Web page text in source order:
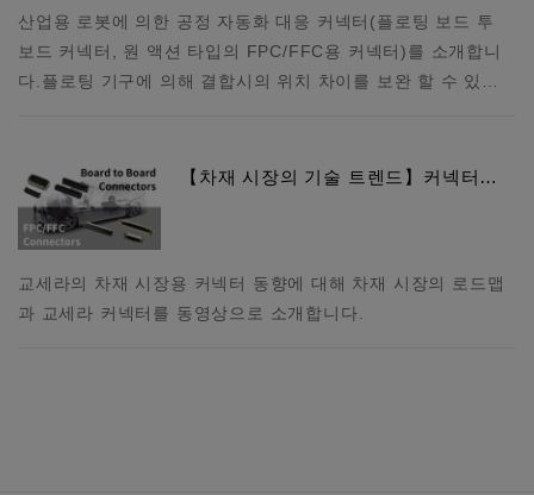
산업용 로봇에 의한 공정 자동화 대응 커넥터(플로팅 보드 투
보드 커넥터, 원 액션 타입의 FPC/FFC용 커넥터)를 소개합니
다. 플로팅 기구에 의해 결합시의 위치 차이를 보완 할 수 있…
【차재 시장의 기술 트렌드】커넥터…
교세라의 차재 시장용 커넥터 동향에 대해 차재 시장의 로드맵
과 교세라 커넥터를 동영상으로 소개합니다.